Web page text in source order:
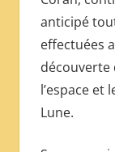
anticipé
effectuées
découverte
l’espace et
Lune.